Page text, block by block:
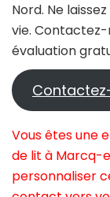
Nord. Ne
vie. Contactez-
évaluation
Vous êtes une
de lit à Marcq-
personnaliser